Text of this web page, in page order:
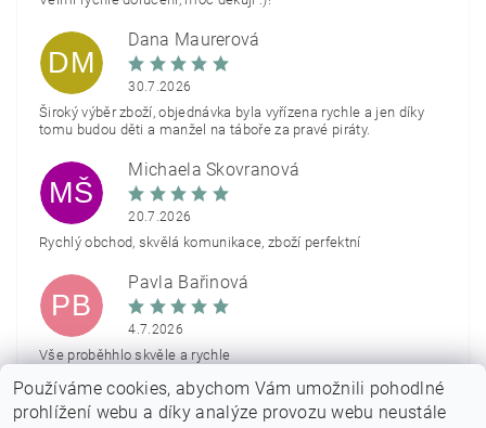
DM
Dana Maurerová
30.7.2026
Široký výběr zboží, objednávka byla vyřízena rychle a jen díky
tomu budou děti a manžel na táboře za pravé piráty.
MŠ
Michaela Škovranová
20.7.2026
Rychlý obchod, skvělá komunikace, zboží perfektní
PB
Pavla Bařinová
4.7.2026
Vše proběhhlo skvěle a rychle
Zobrazit další hodnocení
Používáme cookies, abychom Vám umožnili pohodlné
prohlížení webu a díky analýze provozu webu neustále